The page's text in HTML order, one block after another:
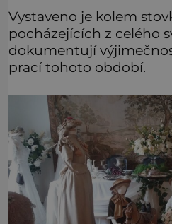
Vystaveno je kolem
pocházejících z celého
dokumentují
prací tohoto období.